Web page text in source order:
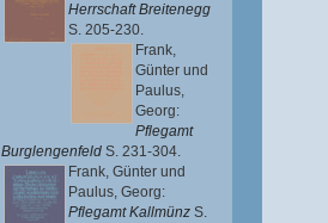
Herrschaft Breitenegg
S. 205-230.
Frank,
Günter und
Paulus,
Georg:
Pflegamt
Burglengenfeld S. 231-304.
Frank, Günter und
Paulus, Georg:
Pflegamt Kallmünz S.